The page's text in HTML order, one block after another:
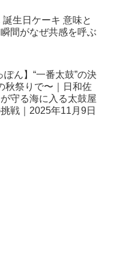
生日ケーキ 意味と
間がなぜ共感を呼ぶ
ん】“一番太鼓”の決
秋祭りで〜｜日和佐
守る海に入る太鼓屋
戦｜2025年11月9日